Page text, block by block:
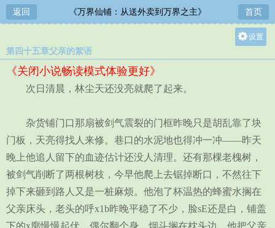
返回 《万界仙铺：从送外卖到万界之主》 首页
设置
第四十五章父亲的絮语
《关闭小说畅读模式体验更好》
次日清晨，林尘天还没亮就爬了起来。
杂货铺门口那扇被剑气震裂的门框昨晚只是胡乱靠了块
门板，天亮得找人来修。巷口的水泥地也得冲一冲——昨天
晚上他追人留下的血迹估计还没人清理。还有那棵老槐树，
被剑气削断了两根树枝，今早他爬上去锯掉断口，不然往下
掉下来砸到路人又是一桩麻烦。他泡了杯温热的蜂蜜水搁在
父亲床头，老头的呼x1b昨晚平稳了不少，脸sE还是白，铺盖
下的x廓慢慢起伏，偶尔翻个身，烟斗搁在枕头边。他把父亲